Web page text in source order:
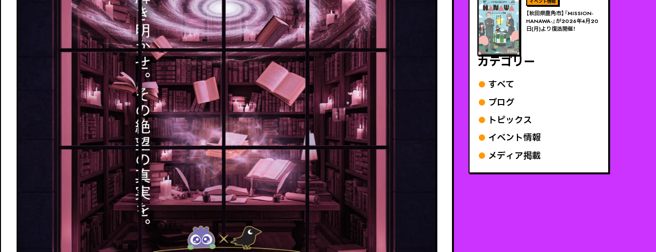
【秋田県鹿角市】『MISSION-
HANAWA-』が2026年4月20
日(月)より復活開催！
カテゴリー
すべて
ブログ
トピックス
イベント情報
メディア掲載